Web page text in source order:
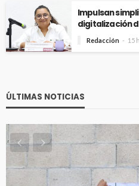
Impulsan
digitalización
Redacción 15
ÚLTIMAS NOTICIAS